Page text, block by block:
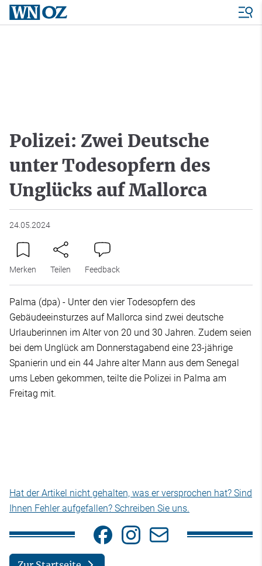
Polizei: Zwei Deutsche
unter Todesopfern des
Unglücks auf Mallorca
24.05.2024
Merken Teilen Feedback
Palma (dpa) - Unter den vier Todesopfern des
Gebäudeeinsturzes auf Mallorca sind zwei deutsche
Urlauberinnen im Alter von 20 und 30 Jahren. Zudem seien
bei dem Unglück am Donnerstagabend eine 23-jährige
Spanierin und ein 44 Jahre alter Mann aus dem Senegal
ums Leben gekommen, teilte die Polizei in Palma am
Freitag mit.
Hat der Artikel nicht gehalten, was er versprochen hat? Sind
Ihnen Fehler aufgefallen? Schreiben Sie uns.